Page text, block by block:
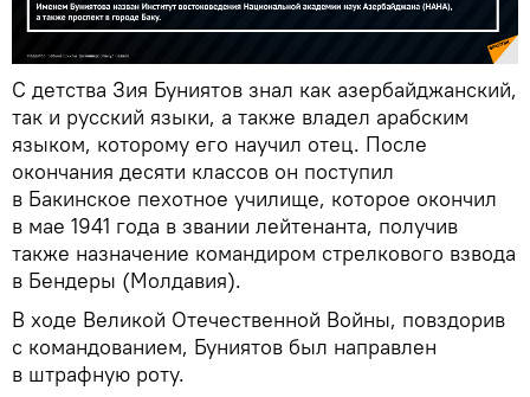
С детства Зия Буниятов знал как азербайджанский,
так и русский языки, а также владел арабским
языком, которому его научил отец. После
окончания десяти классов он поступил
в Бакинское пехотное училище, которое окончил
в мае 1941 года в звании лейтенанта, получив
также назначение командиром стрелкового взвода
в Бендеры (Молдавия).
В ходе Великой Отечественной Войны, повздорив
с командованием, Буниятов был направлен
в штрафную роту.